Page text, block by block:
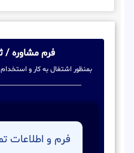
فرم مشاوره
بمنظور اشتغال به کار و
فرم و اطلاعات